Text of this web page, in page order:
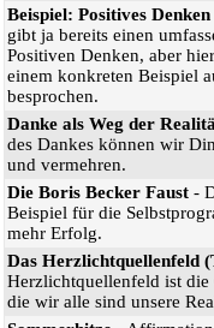
Beispiel: Positives
gibt ja bereits einen
Positiven Denken, aber
einem konkreten Beispiel
besprochen.
Danke als Weg der
des Dankes können wir
und vermehren.
Die Boris Becker Faust -
Beispiel für die
mehr Erfolg.
Das Herzlichtquellenfeld
Herzlichtquellenfeld ist die
die wir alle sind unsere